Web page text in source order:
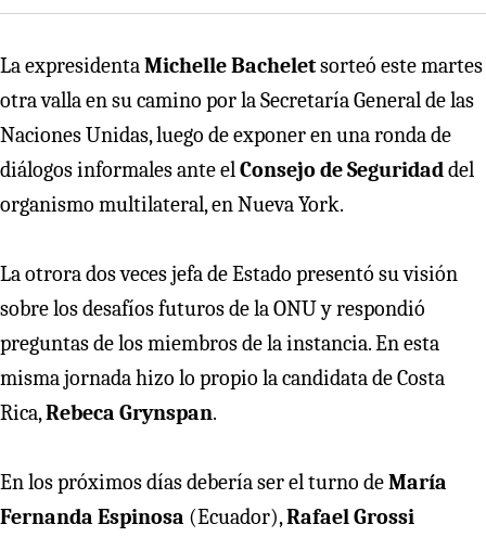
La expresidentaMichelle Bacheletsorteó este martes
otra valla en su camino por la Secretaría General de las
Naciones Unidas, luego de exponer en una ronda de
diálogos informales ante elConsejo de Seguridaddel
organismo multilateral, en Nueva York.
La otrora dos veces jefa de Estado presentó su visión
sobre los desafíos futuros de la ONU y respondió
preguntas de los miembros de la instancia. En esta
misma jornada hizo lo propio la candidata de Costa
Rica,Rebeca Grynspan.
En los próximos días debería ser el turno deMaría
Fernanda Espinosa (Ecuador),Rafael Grossi